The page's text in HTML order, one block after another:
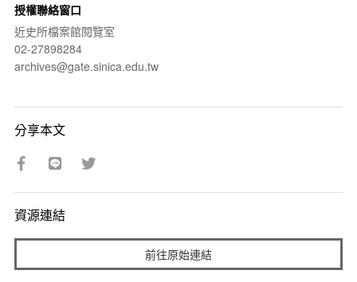
授權聯絡窗口
近史所檔案館閱覽室
02-27898284
archives@gate.sinica.edu.tw
分享本文
資源連結
前往原始連結